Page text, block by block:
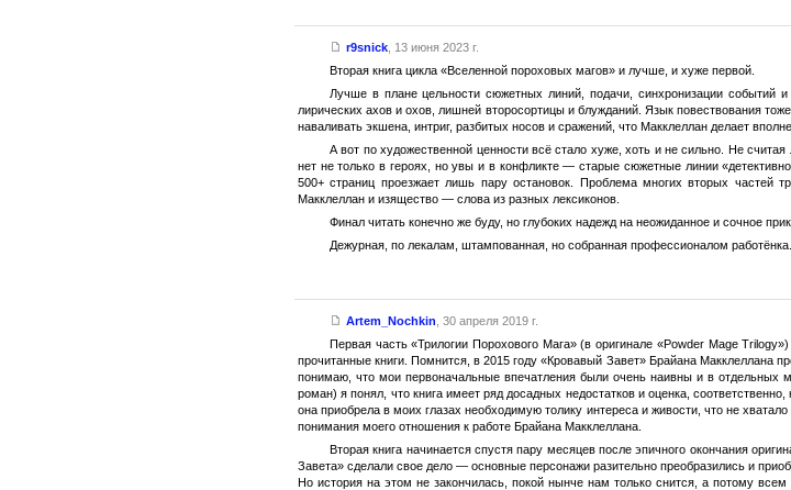
r9snick, 13 июня 2023 г.
Вторая книга цикла «Вселенной пороховых магов» и лучше, и хуже первой.
Лучше в плане цельности сюжетных линий, подачи, синхронизации
лирических ахов и охов, лишней второсортицы и блужданий. Язык повествования
наваливать экшена, интриг, разбитых носов и сражений, что Макклеллан делает
А вот по художественной ценности всё стало хуже, хоть и не сильно. Не
нет не только в героях, но увы и в конфликте — старые сюжетные линии
500+ страниц проезжает лишь пару остановок. Проблема многих вторых
Макклеллан и изящество — слова из разных лексиконов.
Финал читать конечно же буду, но глубоких надежд на неожиданное и сочное
Дежурная, по лекалам, штампованная, но собранная профессионалом работёнка.
Artem_Nochkin 30 апреля 2019 г.
Первая часть «Трилогии Порохового Мага» (в оригинале «Powder Mage
прочитанные книги. Помнится, в 2015 году «Кровавый Завет» Брайана Макклеллана
понимаю, что мои первоначальные впечатления были очень наивны и в
роман) я понял, что книга имеет ряд досадных недостатков и оценка,
она приобрела в моих глазах необходимую толику интереса и живости, что не
понимания моего отношения к работе Брайана Макклеллана.
Вторая книга начинается спустя пару месяцев после эпичного окончания
Завета» сделали свое дело — основные персонажи разительно преобразились и
Но история на этом не закончилась, покой нынче нам только снится, а потому